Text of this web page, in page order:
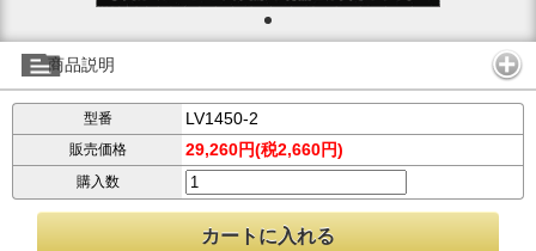
商品説明
型番 LV1450-2
販売価格 29,260円(税2,660円)
購入数